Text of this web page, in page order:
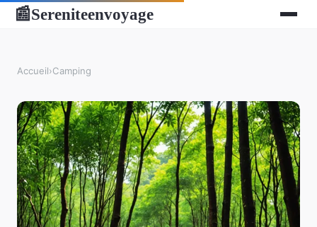
📰Sereniteenvoyage
Accueil›Camping